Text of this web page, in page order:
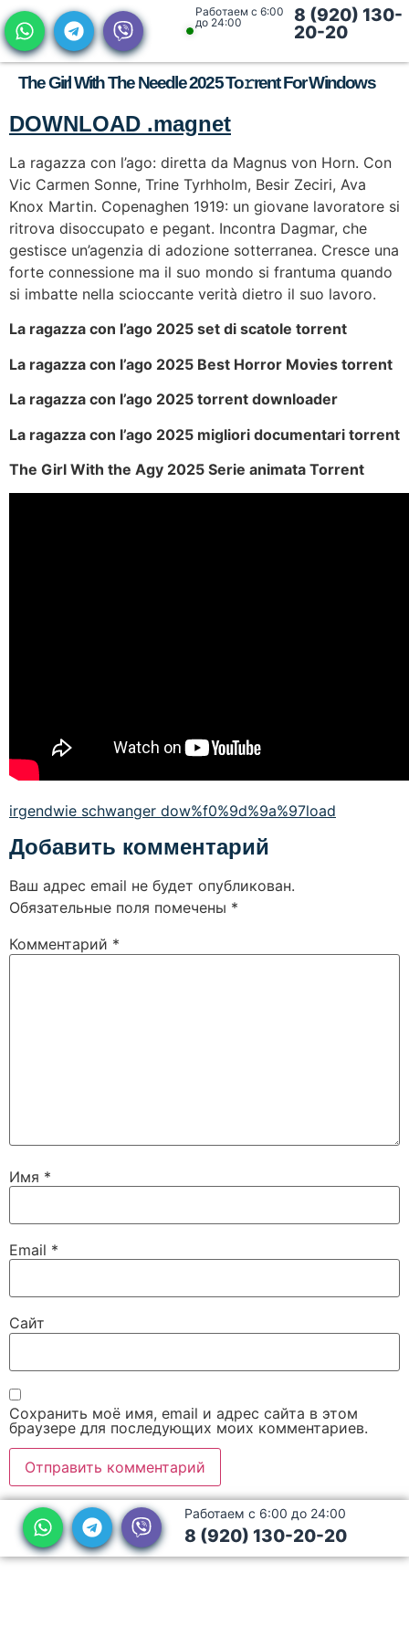
Работаем с 6:00
до 24:00
8 (920) 130-
20-20
The Girl With The Needle 2025 To𝚛rent For Windows
DOWNLOAD .magnet
La ragazza con l’ago: diretta da Magnus von Horn. Con
Vic Carmen Sonne, Trine Tyrhholm, Besir Zeciri, Ava
Knox Martin. Copenaghen 1919: un giovane lavoratore si
ritrova disoccupato e pegant. Incontra Dagmar, che
gestisce un’agenzia di adozione sotterranea. Cresce una
forte connessione ma il suo mondo si frantuma quando
si imbatte nella scioccante verità dietro il suo lavoro.
La ragazza con l’ago 2025 set di scatole torrent
La ragazza con l’ago 2025 Best Horror Movies torrent
La ragazza con l’ago 2025 torrent downloader
La ragazza con l’ago 2025 migliori documentari torrent
The Girl With the Agy 2025 Serie animata Torrent
irgendwie schwanger dow%f0%9d%9a%97load
Добавить комментарий
Ваш адрес email не будет опубликован.
Обязательные поля помечены *
Комментарий *
Имя *
Email *
Сайт
Сохранить моё имя, email и адрес сайта в этом
браузере для последующих моих комментариев.
Работаем с 6:00 до 24:00
8 (920) 130-20-20